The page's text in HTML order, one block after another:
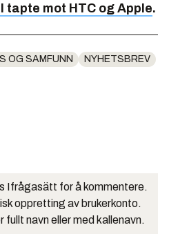
tapte mot HTC og Apple.
OG SAMFUNN
NYHETSBREV
Ifrågasätt for å kommentere.
oppretting av brukerkonto.
fullt navn eller med kallenavn.